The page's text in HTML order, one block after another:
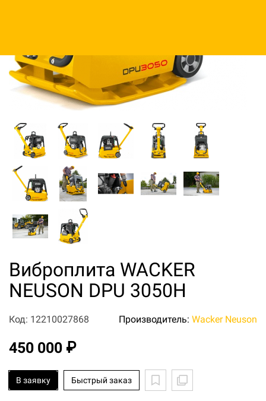
Виброплита WACKER
NEUSON DPU 3050H
Код: 12210027868 Производитель: Wacker Neuson
450 000 ₽
В заявку Быстрый заказ